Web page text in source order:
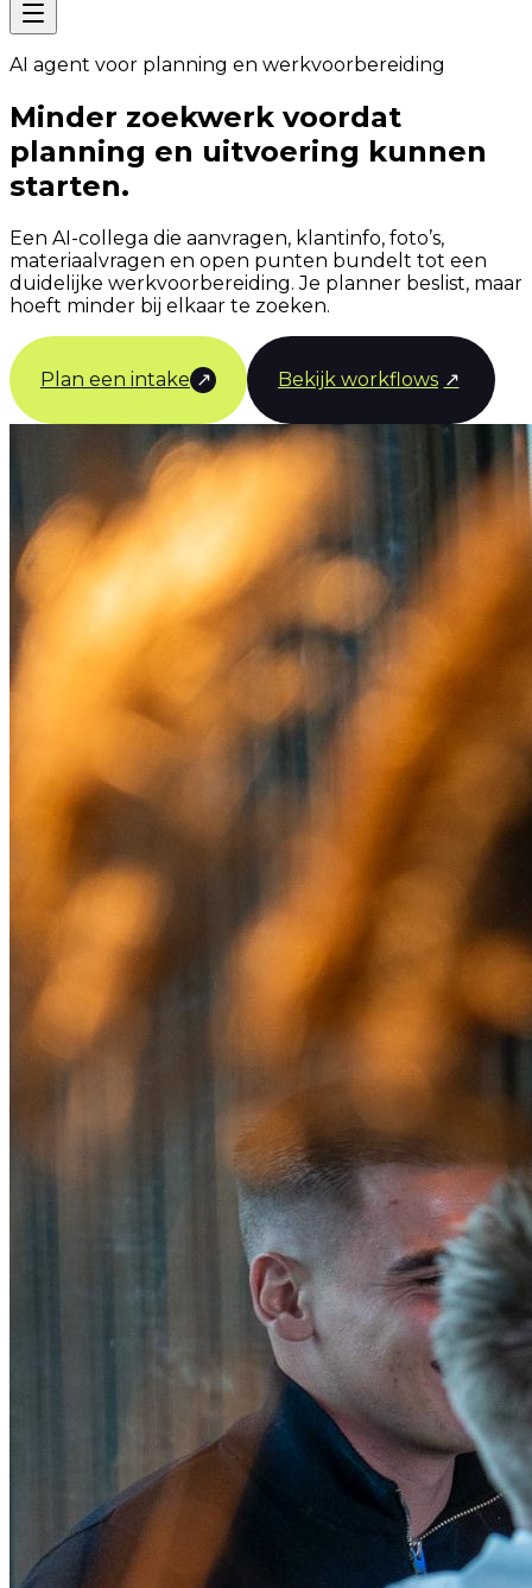
AI agent voor planning en werkvoorbereiding
Minder zoekwerk voordat
planning en uitvoering kunnen
starten.
Een AI-collega die aanvragen, klantinfo, foto’s,
materiaalvragen en open punten bundelt tot een
duidelijke werkvoorbereiding. Je planner beslist, maar
hoeft minder bij elkaar te zoeken.
Plan een intake ↗ Bekijk workflows ↗